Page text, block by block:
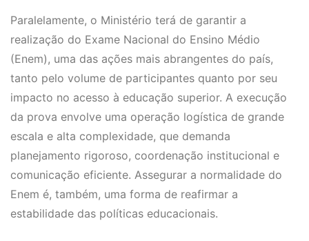
Paralelamente, o Ministério terá de garantir a
realização do Exame Nacional do Ensino Médio
(Enem), uma das ações mais abrangentes do país,
tanto pelo volume de participantes quanto por seu
impacto no acesso à educação superior. A execução
da prova envolve uma operação logística de grande
escala e alta complexidade, que demanda
planejamento rigoroso, coordenação institucional e
comunicação eficiente. Assegurar a normalidade do
Enem é, também, uma forma de reafirmar a
estabilidade das políticas educacionais.